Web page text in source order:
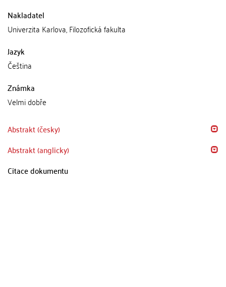
Nakladatel
Univerzita Karlova, Filozofická fakulta
Jazyk
Čeština
Známka
Velmi dobře
Abstrakt (česky)
Abstrakt (anglicky)
Citace dokumentu